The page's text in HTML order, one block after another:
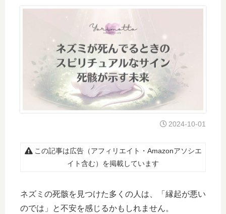
2024-10-01
この記事は広告（アフィリエイト・Amazonアソシエ
イト含む）を掲載しています
ネズミの死骸を見つけた多くの人は、「縁起が悪い
のでは」と不安を感じるかもしれません。